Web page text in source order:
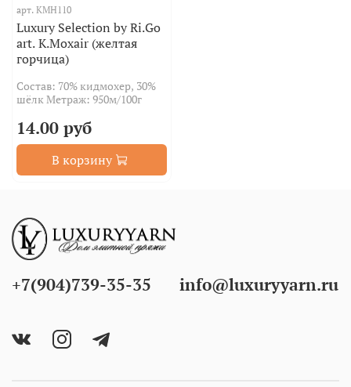
арт. KMH110
Luxury Selection by Ri.Go
art. K.Moxair (желтая
горчица)
Состав: 70% кидмохер, 30%
шёлк Метраж: 950м/100г
14.00 руб
В корзину
+7(904)739-35-35 info@luxuryyarn.ru